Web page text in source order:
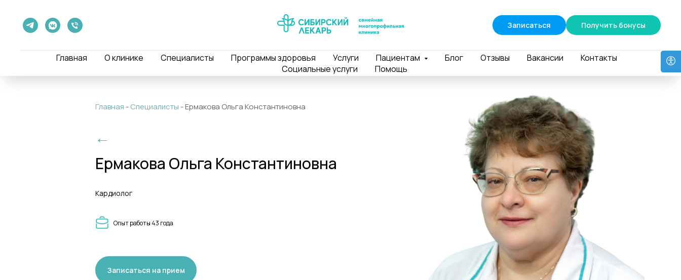
Записаться Получить бонусы
Главная О клинике Специалисты Программы здоровья Услуги Пациентам Блог Отзывы Вакансии
Контакты
Социальные услуги
Помощь
Главная -Специалисты -Ермакова Ольга Константиновна
Ермакова Ольга Константиновна
Кардиолог
Опыт работы 43 года
←
Записаться на прием